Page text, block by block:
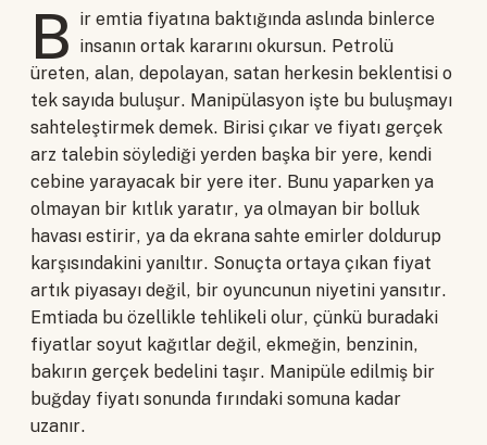
B ir emtia fiyatına baktığında aslında binlerce
insanın ortak kararını okursun. Petrolü
üreten, alan, depolayan, satan herkesin beklentisi o
tek sayıda buluşur. Manipülasyon işte bu buluşmayı
sahteleştirmek demek. Birisi çıkar ve fiyatı gerçek
arz talebin söylediği yerden başka bir yere, kendi
cebine yarayacak bir yere iter. Bunu yaparken ya
olmayan bir kıtlık yaratır, ya olmayan bir bolluk
havası estirir, ya da ekrana sahte emirler doldurup
karşısındakini yanıltır. Sonuçta ortaya çıkan fiyat
artık piyasayı değil, bir oyuncunun niyetini yansıtır.
Emtiada bu özellikle tehlikeli olur, çünkü buradaki
fiyatlar soyut kağıtlar değil, ekmeğin, benzinin,
bakırın gerçek bedelini taşır. Manipüle edilmiş bir
buğday fiyatı sonunda fırındaki somuna kadar
uzanır.